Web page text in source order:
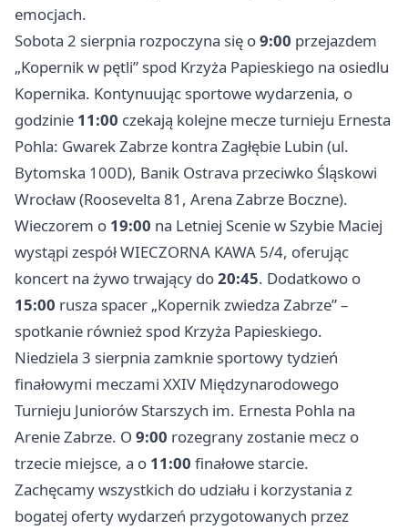
emocjach.
Sobota 2 sierpnia rozpoczyna się o9:00 przejazdem
„Kopernik w pętli” spod Krzyża Papieskiego na osiedlu
Kopernika. Kontynuując sportowe wydarzenia, o
godzinie 11:00 czekają kolejne mecze turnieju Ernesta
Pohla: Gwarek Zabrze kontra Zagłębie Lubin (ul.
Bytomska 100D), Banik Ostrava przeciwko Śląskowi
Wrocław (Roosevelta 81, Arena Zabrze Boczne).
Wieczorem o 19:00 na Letniej Scenie w Szybie Maciej
wystąpi zespół WIECZORNA KAWA 5/4, oferując
koncert na żywo trwający do20:45. Dodatkowo o
15:00 rusza spacer „Kopernik zwiedza Zabrze” –
spotkanie również spod Krzyża Papieskiego.
Niedziela 3 sierpnia zamknie sportowy tydzień
finałowymi meczami XXIV Międzynarodowego
Turnieju Juniorów Starszych im. Ernesta Pohla na
Arenie Zabrze. O 9:00 rozegrany zostanie mecz o
trzecie miejsce, a o 11:00 finałowe starcie.
Zachęcamy wszystkich do udziału i korzystania z
bogatej oferty wydarzeń przygotowanych przez